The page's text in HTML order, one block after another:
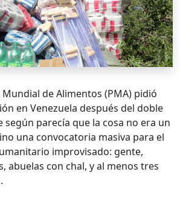
Mundial de Alimentos (PMA) pidió
en Venezuela después del doble
parecía que la cosa no era un
una convocatoria masiva para el
improvisado: gente,
abuelas con chal, y al menos tres